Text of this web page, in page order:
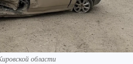
области